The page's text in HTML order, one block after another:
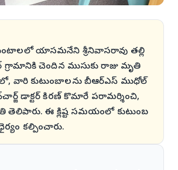
యాసమనేని శ్రీనివాసరావు తల్లి
గ్రామానికి చెందిన ముసుకు రాజు మృతి
వారి కుటుంబాలను బీఆర్‌ఎస్ ముధోల్
డాక్టర్ కిరణ్ కొమారే పరామర్శించి,
తెలిపారు. ఈ క్లిష్ట సమయంలో కుటుంబ
కల్పించారు.